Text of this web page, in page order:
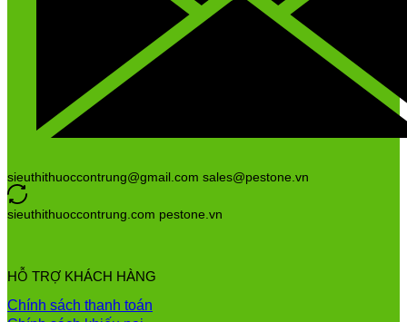
sieuthithuoccontrung@gmail.com sales@pestone.vn
sieuthithuoccontrung.com pestone.vn
HỖ TRỢ KHÁCH HÀNG
Chính sách thanh toán